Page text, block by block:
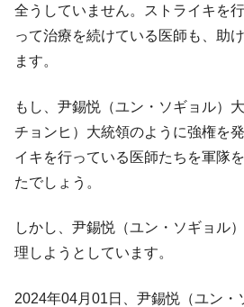
全うしていません。ストライキを
って治療を続けている医師も、助
ます。
もし、尹錫悦（ユン・ソギョル）
チョンヒ）大統領のように強権を
イキを行っている医師たちを軍隊
たでしょう。
しかし、尹錫悦（ユン・ソギョル
理しようとしています。
2024年04月01日、尹錫悦（ユン・